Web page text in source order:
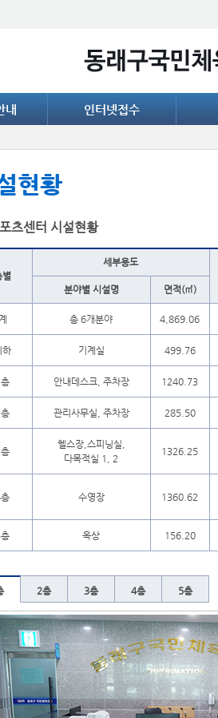
내 인터넷접수
현황
츠센터 시설현황
별
세부용도
분야별 시설명
면적(㎡)
총 6개분야 4,869.06
하 기계실 499.76
안내데스크, 주차장 1240.73
관리사무실, 주차장 285.50
헬스장,스피닝실,
다목적실 1, 2
1326.25
수영장 1360.62
옥상 156.20
2층 3층 4층 5층